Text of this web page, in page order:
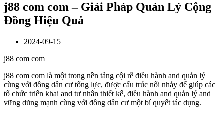
j88 com com – Giải Pháp Quản Lý Cộng
Đồng Hiệu Quả
2024-09-15
j88 com com
j88 com com là một trong nền tảng cội rễ điều hành and quản lý
cùng với đồng dân cư tổng lực, được cấu trúc nổi nhảy để giúp các
tổ chức triển khai and tư nhân thiết kế, điều hành and quản lý and
vững dũng mạnh cùng với đồng dân cư một bí quyết tác dụng.